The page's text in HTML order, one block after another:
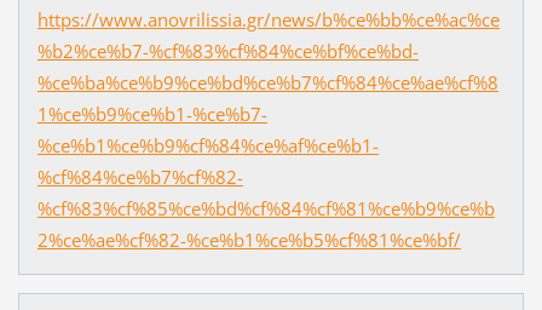
https://www.anovrilissia.gr/news/b%ce%bb%ce%ac%ce
%b2%ce%b7-%cf%83%cf%84%ce%bf%ce%bd-
%ce%ba%ce%b9%ce%bd%ce%b7%cf%84%ce%ae%cf%8
1%ce%b9%ce%b1-%ce%b7-
%ce%b1%ce%b9%cf%84%ce%af%ce%b1-
%cf%84%ce%b7%cf%82-
%cf%83%cf%85%ce%bd%cf%84%cf%81%ce%b9%ce%b
2%ce%ae%cf%82-%ce%b1%ce%b5%cf%81%ce%bf/